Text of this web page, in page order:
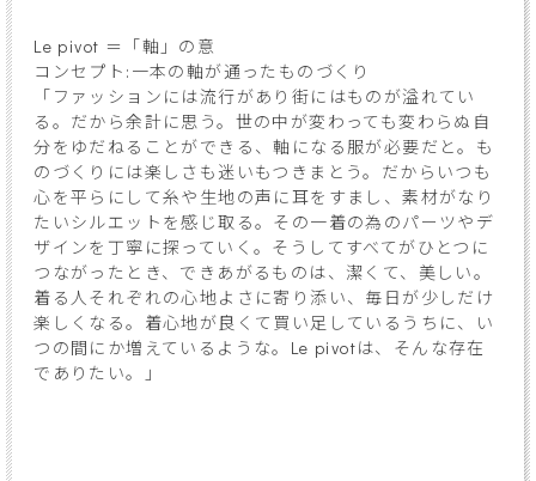
Le pivot ＝「軸」の意
コンセプト:一本の軸が通ったものづくり
「ファッションには流行があり街にはものが溢れてい
る。だから余計に思う。世の中が変わっても変わらぬ自
分をゆだねることができる、軸になる服が必要だと。も
のづくりには楽しさも迷いもつきまとう。だからいつも
心を平らにして糸や生地の声に耳をすまし、素材がなり
たいシルエットを感じ取る。その一着の為のパーツやデ
ザインを丁寧に探っていく。そうしてすべてがひとつに
つながったとき、できあがるものは、潔くて、美しい。
着る人それぞれの心地よさに寄り添い、毎日が少しだけ
楽しくなる。着心地が良くて買い足しているうちに、い
つの間にか増えているような。Le pivotは、そんな存在
でありたい。」